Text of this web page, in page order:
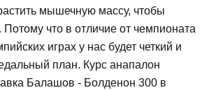
мышечную массу, чтобы
что в отличие от чемпионата
играх у нас будет четкий и
план. Курс анапалон
Балашов - Болденон 300 в